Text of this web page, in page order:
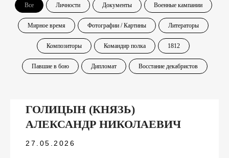
Все Личности Документы Военные кампании
Мирное время Фотографии / Картины Литераторы
Композиторы Командир полка 1812
Павшие в бою Дипломат Восстание декабристов
ГОЛИЦЫН (КНЯЗЬ)
АЛЕКСАНДР НИКОЛАЕВИЧ
27.05.2026